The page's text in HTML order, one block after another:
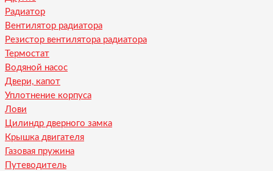
Радиатор
Вентилятор радиатора
Резистор вентилятора радиатора
Термостат
Водяной насос
Двери, капот
Уплотнение корпуса
Лови
Цилиндр дверного замка
Крышка двигателя
Газовая пружина
Путеводитель